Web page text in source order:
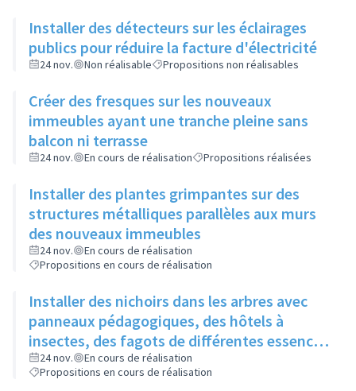
Installer des détecteurs sur les éclairages
publics pour réduire la facture d'électricité
24 nov. Non réalisable Propositions non réalisables
Créer des fresques sur les nouveaux
immeubles ayant une tranche pleine sans
balcon ni terrasse
24 nov. En cours de réalisation Propositions réalisées
Installer des plantes grimpantes sur des
structures métalliques parallèles aux murs
des nouveaux immeubles
24 nov.
En cours de réalisation
Propositions en cours de réalisation
Installer des nichoirs dans les arbres avec
panneaux pédagogiques, des hôtels à
insectes, des fagots de différentes essences
pour stimuler la biodiversité sur la place du
Château à la Roue
24 nov.
En cours de réalisation
Propositions en cours de réalisation